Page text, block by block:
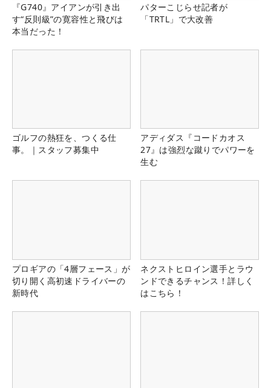
『G740』アイアンが引き出
す“反則級”の寛容性と飛びは
本当だった！
パターこじらせ記者が
「TRTL」で大改善
ゴルフの熱狂を、つくる仕
事。｜スタッフ募集中
アディダス『コードカオス
27』は強烈な蹴りでパワーを
生む
プロギアの「4層フェース」が
切り開く高初速ドライバーの
新時代
ネクストヒロイン選手とラウ
ンドできるチャンス！詳しく
はこちら！